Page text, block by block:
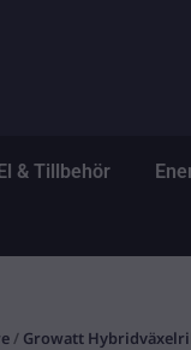
Montagesystem
& Tillbehör Öppna
/ Growatt